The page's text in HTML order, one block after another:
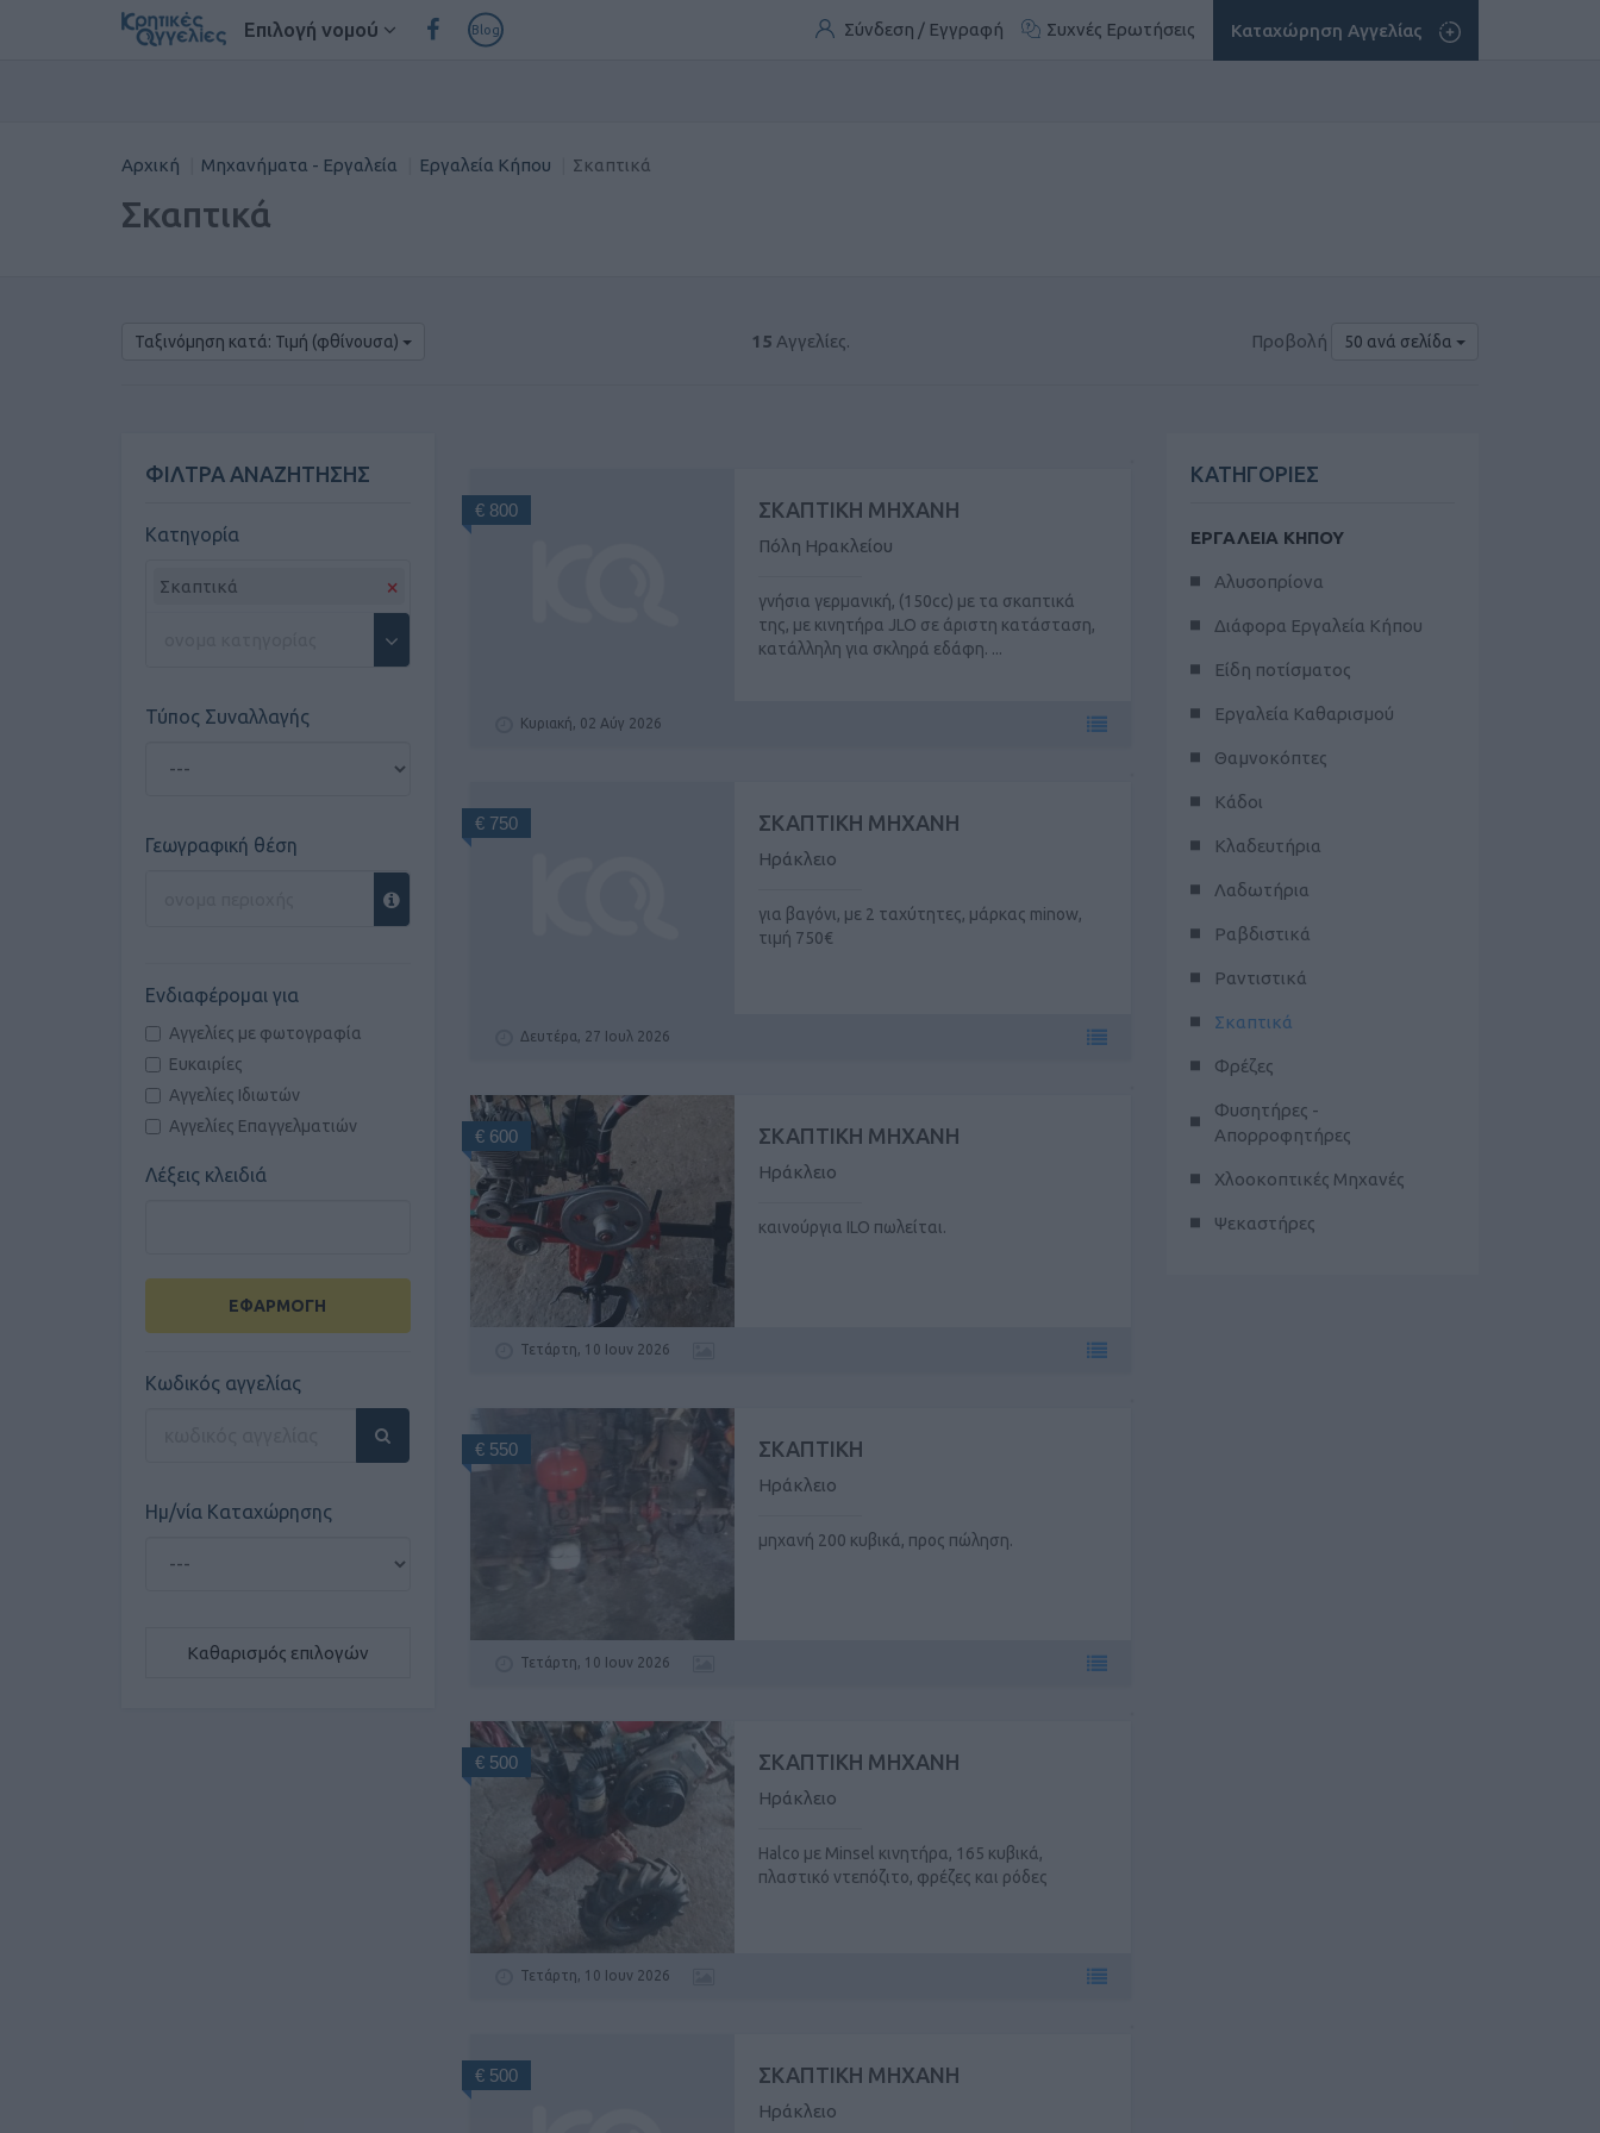
Επιλογή νομού Blog Σύνδεση / Εγγραφή Συχνές Ερωτήσεις Καταχώρηση Αγγελίας
Αρχική Μηχανήματα - Εργαλεία Εργαλεία Κήπου Σκαπτικά
Σκαπτικά
Ταξινόμηση κατά: Τιμή (φθίνουσα) 15 Αγγελίες. Προβολή 50 ανά σελίδα
ΦΙΛΤΡΑ ΑΝΑΖΗΤΗΣΗΣ
Κατηγορία
Σκαπτικά ×
Τύπος Συναλλαγής
Γεωγραφική θέση
Ενδιαφέρομαι για
Αγγελίες με φωτογραφία
Ευκαιρίες
Αγγελίες Ιδιωτών
Αγγελίες Επαγγελματιών
Λέξεις κλειδιά
ΕΦΑΡΜΟΓΗ
Κωδικός αγγελίας
Ημ/νία Καταχώρησης
Καθαρισμός επιλογών
ΣΚΑΠΤΙΚΗ ΜΗΧΑΝΗ
Πόλη Ηρακλείου
γνήσια γερμανική, (150cc) με τα σκαπτικά
της, με κινητήρα JLO σε άριστη κατάσταση,
κατάλληλη για σκληρά εδάφη. ...
€ 800
Κυριακή, 02 Αύγ 2026
ΣΚΑΠΤΙΚΗ ΜΗΧΑΝΗ
Ηράκλειο
για βαγόνι, με 2 ταχύτητες, μάρκας minow,
τιμή 750€
€ 750
Δευτέρα, 27 Ιουλ 2026
ΣΚΑΠΤΙΚΗ ΜΗΧΑΝΗ
Ηράκλειο
καινούργια ILO πωλείται.
€ 600
Τετάρτη, 10 Ιουν 2026
ΣΚΑΠΤΙΚΗ
Ηράκλειο
μηχανή 200 κυβικά, προς πώληση.
€ 550
Τετάρτη, 10 Ιουν 2026
ΣΚΑΠΤΙΚΗ ΜΗΧΑΝΗ
Ηράκλειο
Halco με Minsel κινητήρα, 165 κυβικά,
πλαστικό ντεπόζιτο, φρέζες και ρόδες
€ 500
Τετάρτη, 10 Ιουν 2026
ΣΚΑΠΤΙΚΗ ΜΗΧΑΝΗ
Ηράκλειο
€ 500
ΚΑΤΗΓΟΡΙΕΣ
ΕΡΓΑΛΕΙΑ ΚΗΠΟΥ
Αλυσοπρίονα
Διάφορα Εργαλεία Κήπου
Είδη ποτίσματος
Εργαλεία Καθαρισμού
Θαμνοκόπτες
Κάδοι
Κλαδευτήρια
Λαδωτήρια
Ραβδιστικά
Ραντιστικά
Σκαπτικά
Φρέζες
Φυσητήρες -
Απορροφητήρες
Χλοοκοπτικές Μηχανές
Ψεκαστήρες